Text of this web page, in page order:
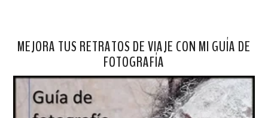
MEJORA TUS RETRATOS DE VIAJE CON MI GUÍA DE
FOTOGRAFÍA